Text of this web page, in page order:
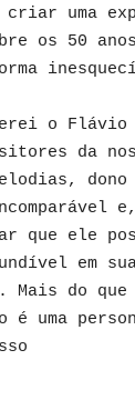
uma
os 50
o Flávio
da
dono
que ele
em
do que
uma